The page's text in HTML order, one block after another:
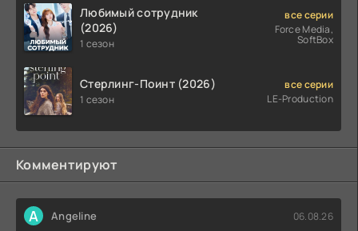
Любимый сотрудник
(2026)
1 сезон
все серии
Force Media,
SoftBox
Стерлинг-Поинт (2026)
1 сезон
все серии
LE-Production
Комментируют
A Angeline 06.08.26